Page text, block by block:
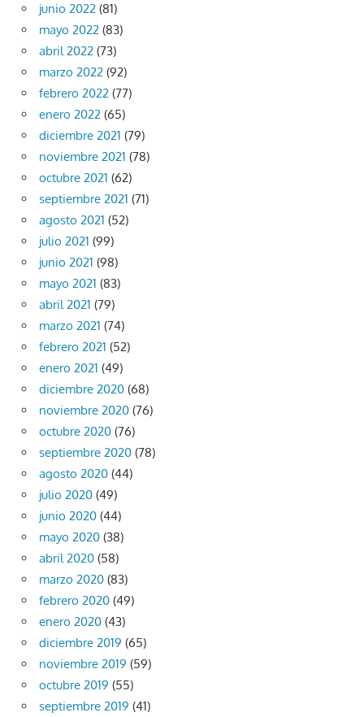
junio 2022 (81)
mayo 2022 (83)
abril 2022 (73)
marzo 2022 (92)
febrero 2022 (77)
enero 2022 (65)
diciembre 2021 (79)
noviembre 2021 (78)
octubre 2021 (62)
septiembre 2021 (71)
agosto 2021 (52)
julio 2021 (99)
junio 2021 (98)
mayo 2021 (83)
abril 2021 (79)
marzo 2021 (74)
febrero 2021 (52)
enero 2021 (49)
diciembre 2020 (68)
noviembre 2020 (76)
octubre 2020 (76)
septiembre 2020 (78)
agosto 2020 (44)
julio 2020 (49)
junio 2020 (44)
mayo 2020 (38)
abril 2020 (58)
marzo 2020 (83)
febrero 2020 (49)
enero 2020 (43)
diciembre 2019 (65)
noviembre 2019 (59)
octubre 2019 (55)
septiembre 2019 (41)